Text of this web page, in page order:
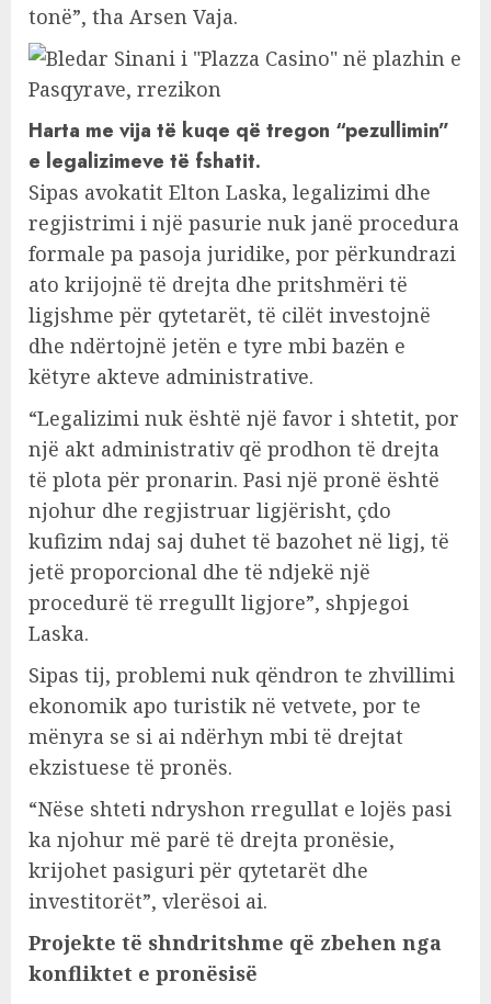
tonë”, tha Arsen Vaja.
Harta me vija të kuqe që tregon “pezullimin”
e legalizimeve të fshatit.
Sipas avokatit Elton Laska, legalizimi dhe
regjistrimi i një pasurie nuk janë procedura
formale pa pasoja juridike, por përkundrazi
ato krijojnë të drejta dhe pritshmëri të
ligjshme për qytetarët, të cilët investojnë
dhe ndërtojnë jetën e tyre mbi bazën e
këtyre akteve administrative.
“Legalizimi nuk është një favor i shtetit, por
një akt administrativ që prodhon të drejta
të plota për pronarin. Pasi një pronë është
njohur dhe regjistruar ligjërisht, çdo
kufizim ndaj saj duhet të bazohet në ligj, të
jetë proporcional dhe të ndjekë një
procedurë të rregullt ligjore”, shpjegoi
Laska.
Sipas tij, problemi nuk qëndron te zhvillimi
ekonomik apo turistik në vetvete, por te
mënyra se si ai ndërhyn mbi të drejtat
ekzistuese të pronës.
“Nëse shteti ndryshon rregullat e lojës pasi
ka njohur më parë të drejta pronësie,
krijohet pasiguri për qytetarët dhe
investitorët”, vlerësoi ai.
Projekte të shndritshme që zbehen nga
konfliktet e pronësisë